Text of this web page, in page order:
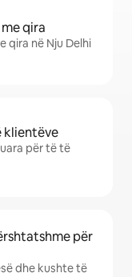
qira
qira në Nju Delhi
klientëve
për të të
për
dhe kushte të